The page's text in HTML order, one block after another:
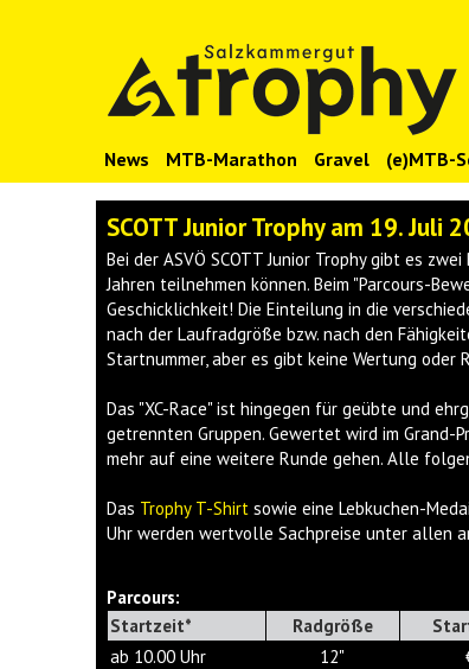
News MTB-Marathon Gravel (e)MTB-
SCOTT Junior Trophy am 19. Juli
Bei der ASVÖ SCOTT Junior Trophy gibt es
Jahren teilnehmen können. Beim "Parcours-
Geschicklichkeit! Die Einteilung in die
nach der Laufradgröße bzw. nach den
Startnummer, aber es gibt keine Wertung oder
Das "XC-Race" ist hingegen für geübte und
getrennten Gruppen. Gewertet wird im
mehr auf eine weitere Runde gehen. Alle
Das Trophy T-Shirtsowie eine Lebkuchen-
Uhr werden wertvolle Sachpreise unter allen
Parcours:
Startzeit*
Radgröße
ab 10.00 Uhr
12"